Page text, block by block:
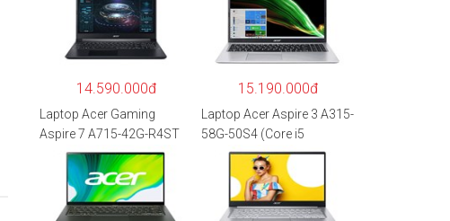
1260P/16GB/512GB/17″
WQXGA/Win 11/Xám)
SSD/16″WQXGA/Dos/Trắ
14.590.000đ
Laptop Acer Gaming
Aspire 7 A715-42G-R4ST
NH.QAYSV.004 (R5
5500U/8GB RAM/256GB
SSD/15.6″FHD
IPS/GTX1650 4GB/Win10)
15.190.000đ
Laptop Acer Aspire 3 A315-
58G-50S4 (Core i5
1135G7/8GB
RAM/512GB/15.6″FHD/M
X350 2GB/Win 10/Bạc)